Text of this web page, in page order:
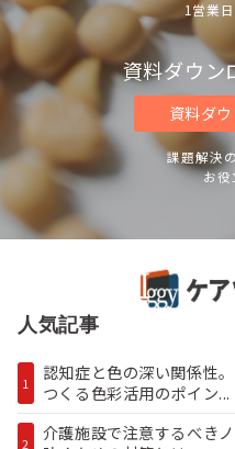
1営業
資料ダウン
資料ダ
課題解決
お役
人気記事
1
認知症と色の深い関係性
つくる色彩活用のポイン...
2
介護施設で注意するべき